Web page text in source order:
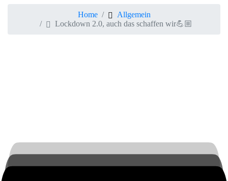
Home
Allgemein
Lockdown 2.0, auch das schaffen wir💪🏼